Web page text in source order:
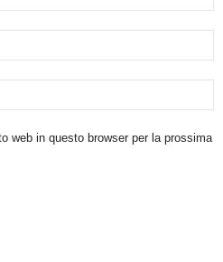
web in questo browser per la prossima